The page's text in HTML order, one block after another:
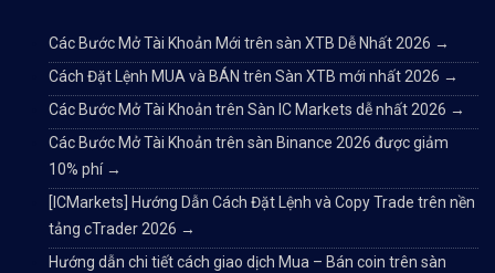
Các Bước Mở Tài Khoản Mới trên sàn XTB Dễ Nhất 2026 →
Cách Đặt Lệnh MUA và BÁN trên Sàn XTB mới nhất 2026 →
Các Bước Mở Tài Khoản trên Sàn IC Markets dễ nhất 2026 →
Các Bước Mở Tài Khoản trên sàn Binance 2026 được giảm
10% phí →
[ICMarkets] Hướng Dẫn Cách Đặt Lệnh và Copy Trade trên nền
tảng cTrader 2026 →
Hướng dẫn chi tiết cách giao dịch Mua – Bán coin trên sàn